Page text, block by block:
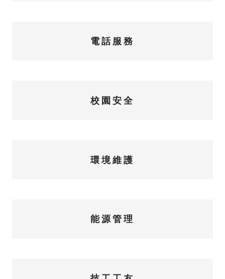
電話服務
校園安全
環境維護
能源管理